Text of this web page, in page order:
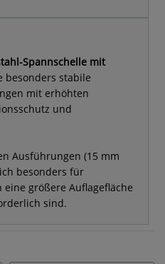
Spannschelle mit
besonders stabile
mit erhöhten
und
Ausführungen (15 mm
besonders für
größere Auflagefläche
sind.